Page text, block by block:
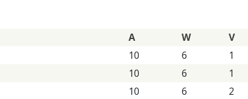
A W V
10 6 1
10 6 1
10 6 2